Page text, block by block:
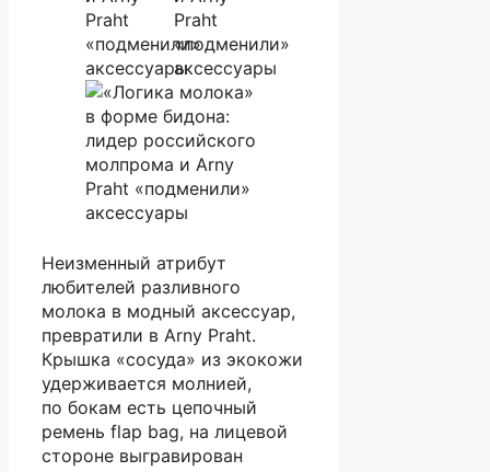
Неизменный атрибут
любителей разливного
молока в модный аксессуар,
превратили в Arny Praht.
Крышка «сосуда» из экокожи
удерживается молнией,
по бокам есть цепочный
ремень flap bag, на лицевой
стороне выгравирован